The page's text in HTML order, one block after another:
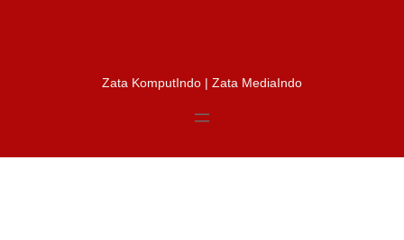
Zata KomputIndo | Zata MediaIndo